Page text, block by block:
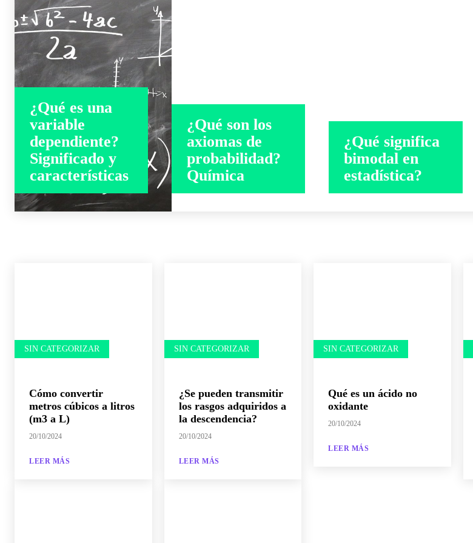
¿Qué es una
variable
dependiente?
Significado y
características
¿Qué son los
axiomas de
probabilidad?
Química
¿Qué significa
bimodal en
estadística?
SIN CATEGORIZAR
Cómo convertir
metros cúbicos a litros
(m3 a L)
20/10/2024
LEER MÁS
SIN CATEGORIZAR
¿Se pueden transmitir
los rasgos adquiridos a
la descendencia?
20/10/2024
LEER MÁS
SIN CATEGORIZAR
Qué es un ácido no
oxidante
20/10/2024
LEER MÁS